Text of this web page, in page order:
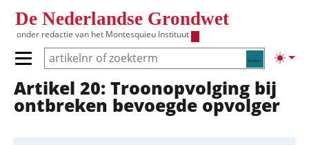
De Nederlandse Grondwet
onder redactie van het Montesquieu Instituut
Zoeken
Primair menu tonen/verbergen
Hoofdnavigatie
Artikel 20: Troonopvolging bij
ontbreken bevoegde opvolger